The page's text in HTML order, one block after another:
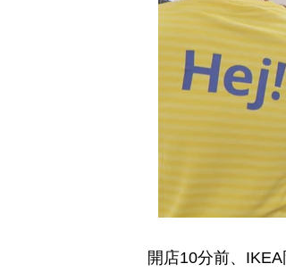
開店10分前、IKEA